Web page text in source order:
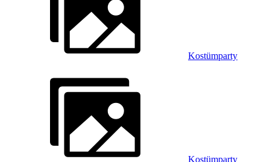
Kostümparty
Kostümparty